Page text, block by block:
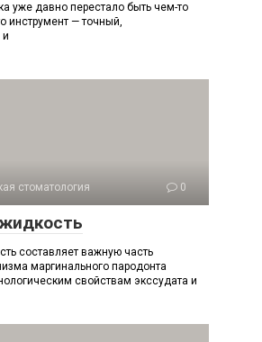
уже давно перестало быть чем-то
инструмент — точный,
и
стоматология 0
составляет важную часть
маргинального пародонта
свойствам экссудата и